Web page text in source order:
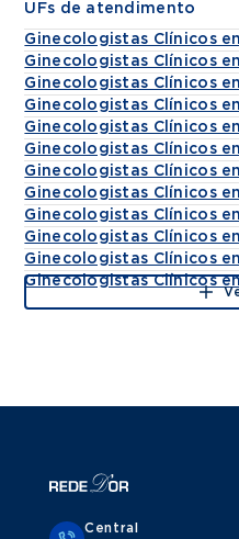
UFs de atendimento
Ginecologistas Clínicos
Ginecologistas Clínicos
Ginecologistas Clínicos
Ginecologistas Clínicos
Ginecologistas Clínicos
Ginecologistas Clínicos
Ginecologistas Clínicos
Ginecologistas Clínicos
Ginecologistas Clínicos
Ginecologistas Clínicos
Ginecologistas Clínicos
Ginecologistas Clínicos
Central